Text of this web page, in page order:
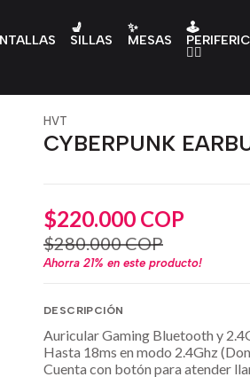
💺
SILLAS
✨
MESAS
🕹️
👇🏻
HVT
CYBERPUNK
$220.000 COP
$280.000 COP
Ahorra 21% en este producto!
DESCRIPCIÓN
Auricular Gaming Bluetooth y
Hasta 18ms en modo 2.4Ghz
Cuenta con botón para atender